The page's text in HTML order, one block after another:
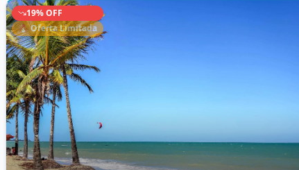
19% OFF
🔥 Oferta Limitada